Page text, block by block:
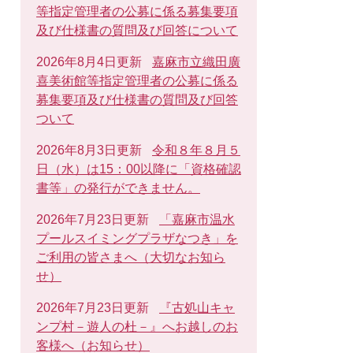
等指定管理者の公募に係る募集要項
及び仕様書の質問及び回答について
2026年8月4日更新
嘉麻市立織田廣
喜美術館等指定管理者の公募に係る
募集要項及び仕様書の質問及び回答
ついて
2026年8月3日更新
令和８年８月５
日（水）は15：00以降に「資格確認
書等」の発行ができません。
2026年7月23日更新
「嘉麻市温水
プールスイミングプラザなつき」を
ご利用の皆さまへ（大切なお知ら
せ）
2026年7月23日更新
『古処山キャ
ンプ村－遊人の杜－』へお越しのお
客様へ（お知らせ）